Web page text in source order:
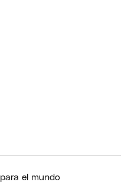
para el mundo